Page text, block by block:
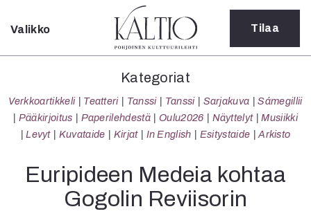
Sulje
Kategoriat
Verkkoartikkeli
Teatteri
Tanssi
Sarjakuva
Sámegillii
Pääkirjoitus
Valikko Tilaa
Kategoriat
Verkkoartikkeli Teatteri Tanssi Tanssi Sarjakuva
Sámegillii
Pääkirjoitus
Paperilehdestä Oulu2026 Näyttelyt
Musiikki
Levyt
Kuvataide Kirjat In English Esitystaide Arkisto
Euripideen Medeia kohtaa
Gogolin Reviisorin